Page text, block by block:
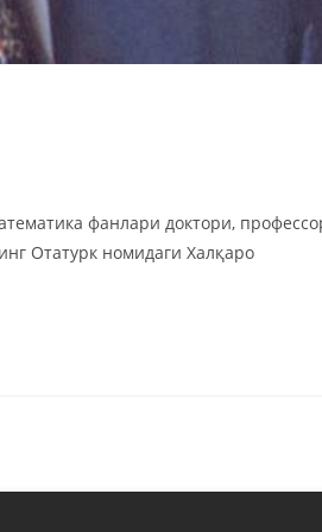
фанлари доктори,
Отатурк номидаги Халқаро